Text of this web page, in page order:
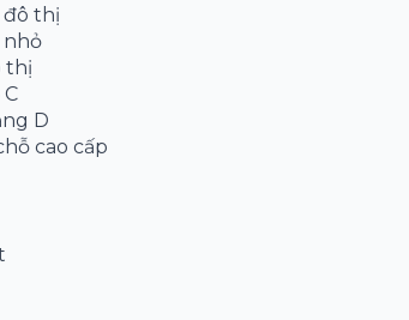
đô thị
nhỏ
thị
C
D
cao cấp